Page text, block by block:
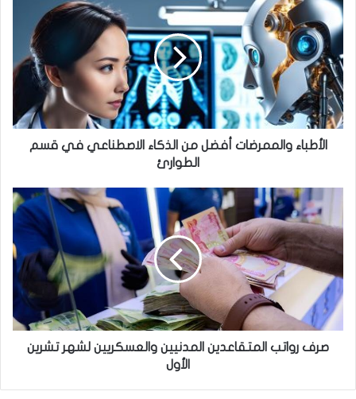
والممرضات
أفضل
من
الذكاء
الاصطناعي
في
قسم
الطوارئ
الأطباء والممرضات أفضل من الذكاء الاصطناعي في قسم
الطوارئ
رواتب
المتقاعدين
المدنيين
والعسكريين
لشهر
تشرين
الأول
صرف رواتب المتقاعدين المدنيين والعسكريين لشهر تشرين
الأول